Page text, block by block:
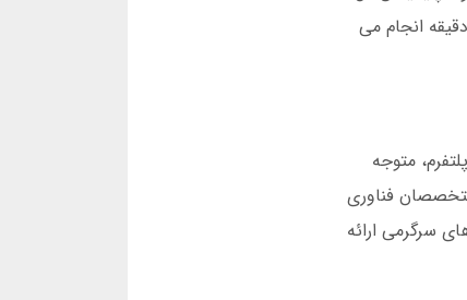
بت برای اندروید و iOS امکان پذیر است. ثبت نام در دل بت نیاز به احراز هویت دارد و فرآیند واریز و برداشت در کمتر از 3 دقیقه انجام می
اما پس از 2 سال فعالیت در این پلتفرم، متوجه
آنلاین است که در سال 1395 توسط گروهی از متخصصان فناوری
سرگرمی ارائه